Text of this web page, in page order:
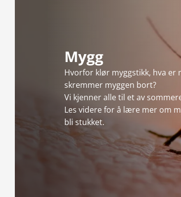
Mygg
Hvorfor klør myggstikk, hva er
skremmer myggen bort?
Vi kjenner alle til et av
Les videre for å lære mer om
bli stukket.